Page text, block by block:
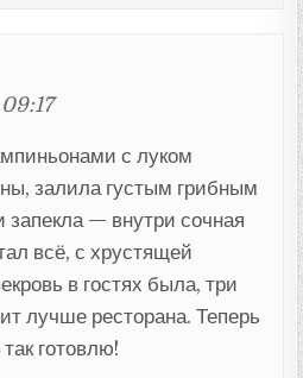
с луком
залила густым грибным
— внутри сочная
всё, с хрустящей
в гостях была, три
лучше ресторана. Теперь
готовлю!